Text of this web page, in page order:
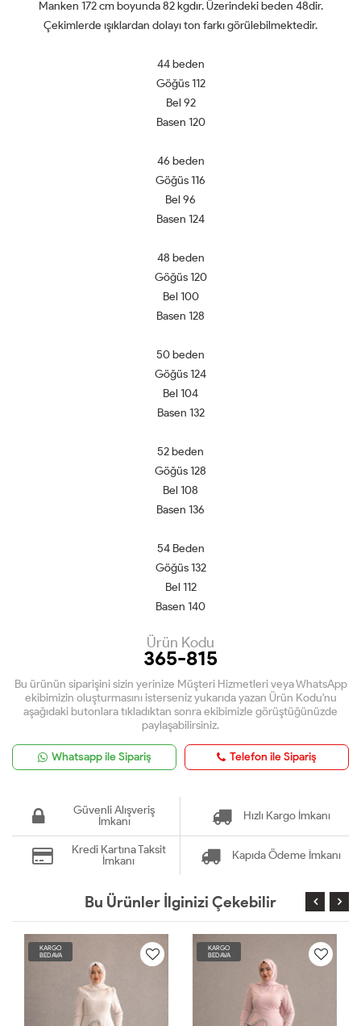
Manken 172 cm boyunda 82 kgdır. Üzerindeki beden 48dir.
Çekimlerde ışıklardan dolayı ton farkı görülebilmektedir.
44 beden
Göğüs 112
Bel 92
Basen 120
46 beden
Göğüs 116
Bel 96
Basen 124
48 beden
Göğüs 120
Bel 100
Basen 128
50 beden
Göğüs 124
Bel 104
Basen 132
52 beden
Göğüs 128
Bel 108
Basen 136
54 Beden
Göğüs 132
Bel 112
Basen 140
Ürün Kodu
365-815
Bu ürünün siparişini sizin yerinize Müşteri Hizmetleri veya WhatsApp
ekibimizin oluşturmasını isterseniz yukarıda yazan Ürün Kodu'nu
aşağıdaki butonlara tıkladıktan sonra ekibimizle görüştüğünüzde
paylaşabilirsiniz.
Whatsapp ile Sipariş Telefon ile Sipariş
Güvenli Alışveriş
İmkanı
Hızlı Kargo İmkanı
Kredi Kartına Taksit
İmkanı
Kapıda Ödeme İmkanı
Bu Ürünler İlginizi Çekebilir
KARGO
BEDAVA
KARGO
BEDAVA